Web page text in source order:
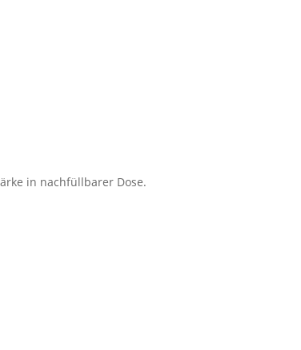
in nachfüllbarer Dose.